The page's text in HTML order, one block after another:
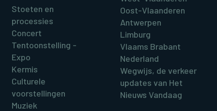
Stoeten en
processies
Concert
Tentoonstelling -
Expo
Kermis
Culturele
voorstellingen
Muziek
Oost-Vlaanderen
Antwerpen
Limburg
Vlaams Brabant
Nederland
Wegwijs, de verkeer
updates van Het
Nieuws Vandaag